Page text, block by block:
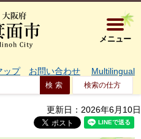
大阪府箕
メニュー
ップ お問い合わせ Multilingual
検索の仕方
更新日：2026年6月10日